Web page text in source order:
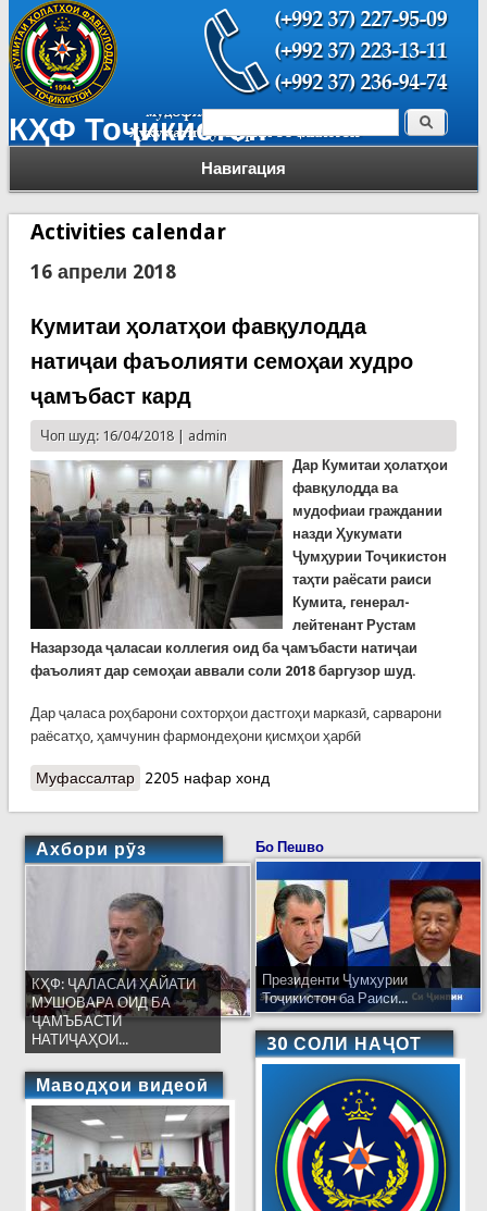
КҲФ Тоҷикистон
Навигация
Форма поиска Поиск
Activities calendar
16 апрели 2018
Кумитаи ҳолатҳои фавқулодда
натиҷаи фаъолияти семоҳаи худро
ҷамъбаст кард
Чоп шуд: 16/04/2018 | admin
Дар Кумитаи ҳолатҳои
фавқулодда ва
мудофиаи граждании
назди Ҳукумати
Ҷумҳурии Тоҷикистон
таҳти раёсати раиси
Кумита, генерал-
лейтенант Рустам
Назарзода ҷаласаи коллегия оид ба ҷамъбасти натиҷаи
фаъолият дар семоҳаи аввали соли 2018 баргузор шуд.
Дар ҷаласа роҳбарони сохторҳои дастгоҳи марказӣ, сарварони
раёсатҳо, ҳамчунин фармондеҳони қисмҳои ҳарбӣ
Муфассалтаро Кумитаи ҳолатҳои фавқулодда натиҷаи
2205 нафар хонд
Ахбори рӯз
КҲФ: ҶАЛАСАИ ҲАЙАТИ
МУШОВАРА ОИД БА
ҶАМЪБАСТИ
НАТИҶАҲОИ...
Маводҳои видеоӣ
Бо Пешво
Президенти Ҷумҳурии
Тоҷикистон ба Раиси...
30 СОЛИ НАҶОТ